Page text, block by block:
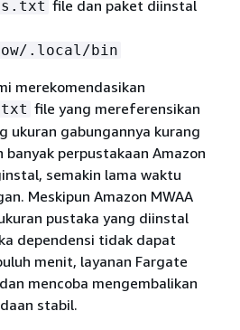
file dan paket diinstal
.local/bin
merekomendasikan
file yang mereferensikan
ukuran gabungannya kurang
banyak perpustakaan Amazon
semakin lama waktu
Meskipun Amazon MWAA
pustaka yang diinstal
dependensi tidak dapat
menit, layanan Fargate
mencoba mengembalikan
stabil.